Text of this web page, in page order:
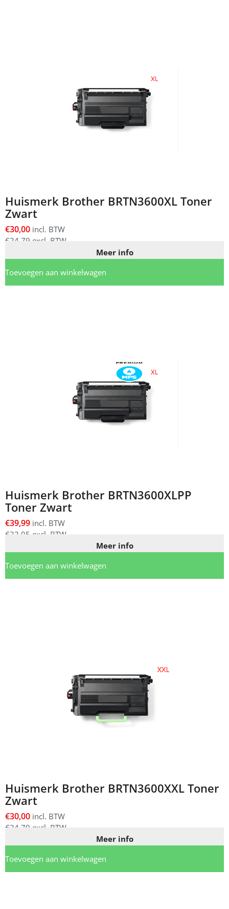
Huismerk Brother BRTN3600XL Toner
Zwart
€30,00 incl. BTW
€24,79 excl. BTW
Meer info
Toevoegen aan winkelwagen
Huismerk Brother BRTN3600XLPP
Toner Zwart
€39,99 incl. BTW
€33,05 excl. BTW
Meer info
Toevoegen aan winkelwagen
Huismerk Brother BRTN3600XXL Toner
Zwart
€30,00 incl. BTW
€24,79 excl. BTW
Meer info
Toevoegen aan winkelwagen